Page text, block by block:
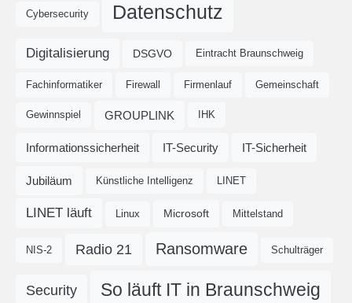
Cybersecurity Datenschutz
Digitalisierung DSGVO Eintracht Braunschweig
Fachinformatiker Firewall Firmenlauf Gemeinschaft
Gewinnspiel GROUPLINK IHK
Informationssicherheit IT-Security IT-Sicherheit
Jubiläum Künstliche Intelligenz LINET
LINET läuft Linux Microsoft Mittelstand
NIS-2 Radio 21 Ransomware Schulträger
Security So läuft IT in Braunschweig